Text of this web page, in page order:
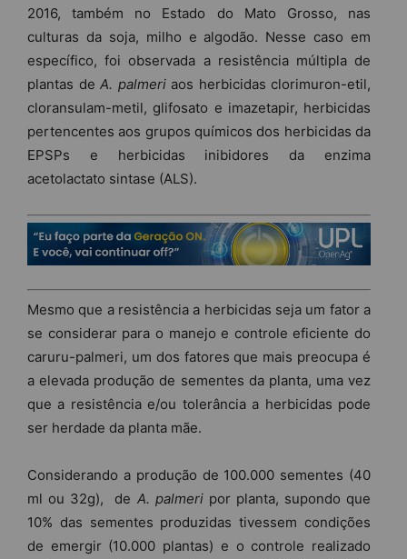
2016, também no Estado do Mato Grosso, nas
culturas da soja, milho e algodão. Nesse caso em
específico, foi observada a resistência múltipla de
plantas de A. palmeriaos herbicidas clorimuron-etil,
cloransulam-metil, glifosato e imazetapir, herbicidas
pertencentes aos grupos químicos dos herbicidas da
EPSPs e herbicidas inibidores da enzima
acetolactato sintase (ALS).
Mesmo que a resistência a herbicidas seja um fator a
se considerar para o manejo e controle eficiente do
caruru-palmeri, um dos fatores que mais preocupa é
a elevada produção de sementes da planta, uma vez
que a resistência e/ou tolerância a herbicidas pode
ser herdade da planta mãe.
Considerando a produção de 100.000 sementes (40
ml ou 32g), de A. palmeripor planta, supondo que
10% das sementes produzidas tivessem condições
de emergir (10.000 plantas) e o controle realizado